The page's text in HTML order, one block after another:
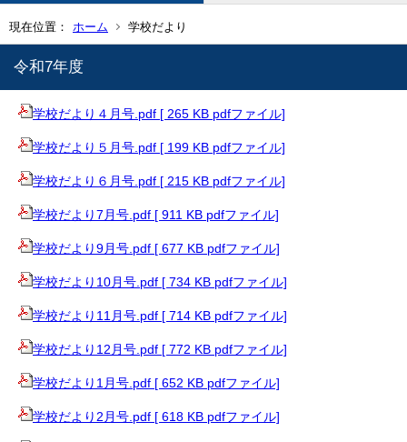
現在位置： ホーム 学校だより
令和7年度
学校だより４月号.pdf [ 265 KB pdfファイル]
学校だより５月号.pdf [ 199 KB pdfファイル]
学校だより６月号.pdf [ 215 KB pdfファイル]
学校だより7月号.pdf [ 911 KB pdfファイル]
学校だより9月号.pdf [ 677 KB pdfファイル]
学校だより10月号.pdf [ 734 KB pdfファイル]
学校だより11月号.pdf [ 714 KB pdfファイル]
学校だより12月号.pdf [ 772 KB pdfファイル]
学校だより1月号.pdf [ 652 KB pdfファイル]
学校だより2月号.pdf [ 618 KB pdfファイル]